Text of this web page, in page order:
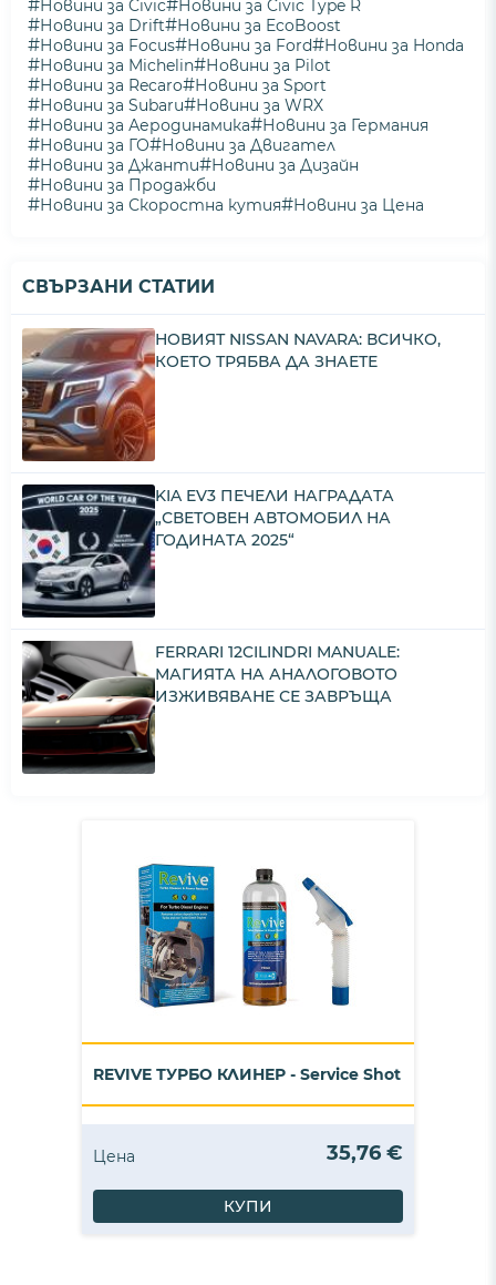
#Новини за Civic#Новини за Civic Type R
#Новини за Drift#Новини за EcoBoost
#Новини за Focus#Новини за Ford#Новини за Honda
#Новини за Michelin#Новини за Pilot
#Новини за Recaro#Новини за Sport
#Новини за Subaru#Новини за WRX
#Новини за Аеродинамика#Новини за Германия
#Новини за ГО#Новини за Двигател
#Новини за Джанти#Новини за Дизайн
#Новини за Продажби
#Новини за Скоростна кутия#Новини за Цена
СВЪРЗАНИ СТАТИИ
НОВИЯТ NISSAN NAVARA: ВСИЧКО,
КОЕТО ТРЯБВА ДА ЗНАЕТЕ
KIA EV3 ПЕЧЕЛИ НАГРАДАТА
„СВЕТОВЕН АВТОМОБИЛ НА
ГОДИНАТА 2025“
FERRARI 12CILINDRI MANUALE:
МАГИЯТА НА АНАЛОГОВОТО
ИЗЖИВЯВАНЕ СЕ ЗАВРЪЩА
REVIVE ТУРБО КЛИНЕР - Service Shot
Цена 35,76 €
КУПИ